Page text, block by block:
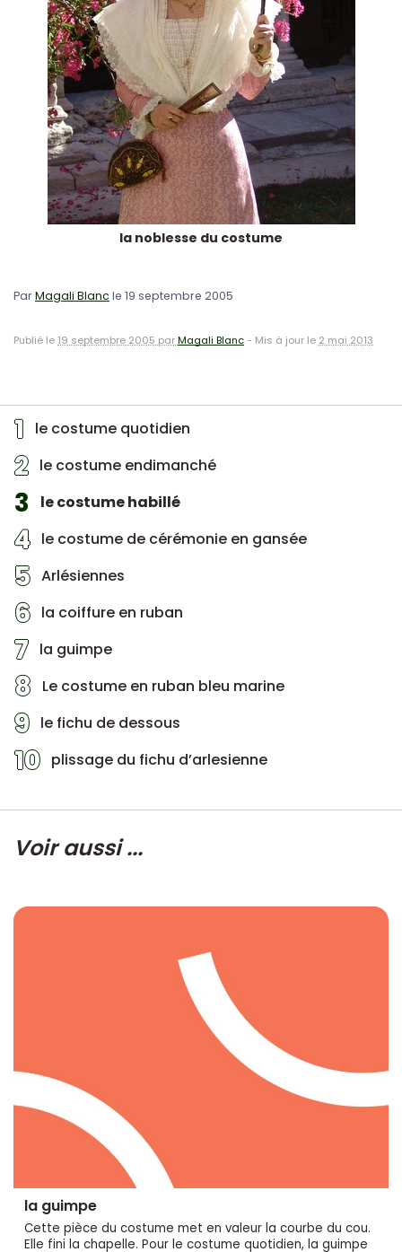
1 le costume quotidien
2 le costume endimanché
3 le costume habillé
4 le costume de cérémonie en gansée
5 Arlésiennes
6 la coiffure en ruban
7 la guimpe
8 Le costume en ruban bleu marine
9 le fichu de dessous
10 plissage du fichu d’arlesienne
la noblesse du costume
ParMagali Blanc le 19 septembre 2005
Publié le 19 septembre 2005 parMagali Blanc- Mis à jour le 2 mai 2013
Voir aussi ...
la guimpe
Cette pièce du costume met en valeur la courbe du cou.
Elle fini la chapelle. Pour le costume quotidien, la guimpe